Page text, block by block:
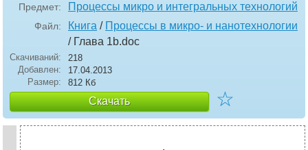
Предмет: Процессы микро и интегральных технологий
Файл: Книга / Процессы в микро- и нанотехнологии
/ Глава 1b.doc
Скачиваний:
218
Добавлен:
17.04.2013
Размер:
812 Кб
Скачать ☆